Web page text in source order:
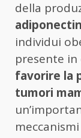
della
individui
presente in
favorire la
tumori